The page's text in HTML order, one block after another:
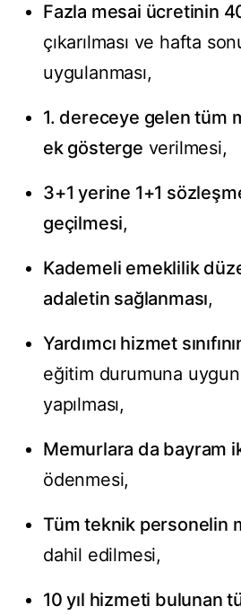
Fazla mesai ücretinin
çıkarılması ve hafta
uygulanması,
1. dereceye gelen tüm
ek gösterge verilmesi,
3+1 yerine 1+1
geçilmesi,
Kademeli emeklilik
adaletin sağlanması,
Yardımcı hizmet
eğitim durumuna
yapılması,
Memurlara da bayram
ödenmesi,
Tüm teknik personelin
dahil edilmesi,
10 yıl hizmeti bulunan